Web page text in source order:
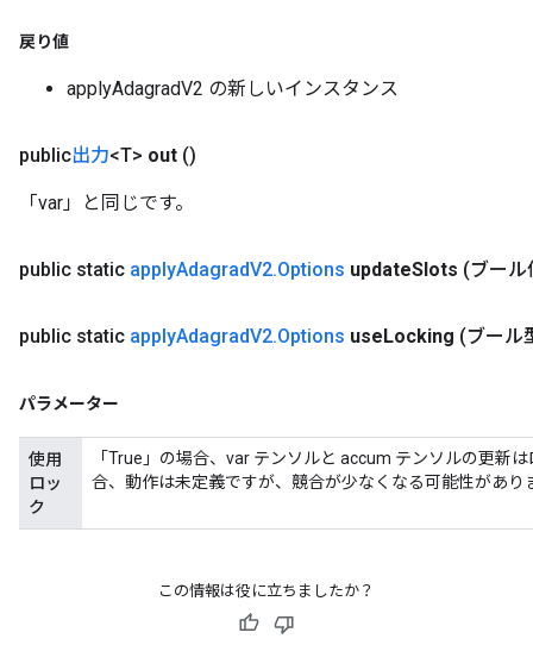
戻り値
applyAdagradV2 の新しいインスタンス
public出力<T> out ()
「var」と同じです。
public static applyAdagradV2.Options updateSlots (ブール
public static applyAdagradV2.Options useLocking (ブール
パラメーター
使用
ロッ
ク
「True」の場合、var テンソルと accum テンソルの更新
合、動作は未定義ですが、競合が少なくなる可能性があり
この情報は役に立ちましたか？